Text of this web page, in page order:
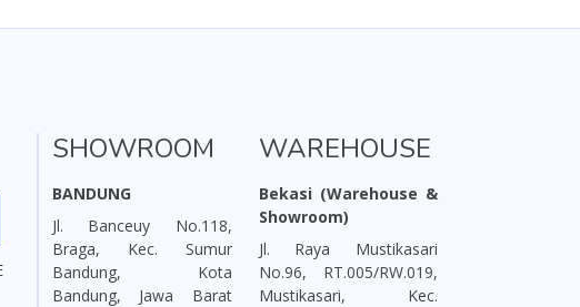
SHOWROOM
BANDUNG
Jl. Banceuy No.118,
Braga, Kec. Sumur
Bandung, Kota
Bandung, Jawa Barat
WAREHOUSE
Bekasi (Warehouse &
Showroom)
Jl. Raya Mustikasari
No.96, RT.005/RW.019,
Mustikasari, Kec.